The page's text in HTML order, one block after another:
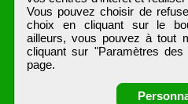
Vous pouvez choisir de
choix en cliquant sur le
ailleurs, vous pouvez à tout
cliquant sur "Paramètres
page.